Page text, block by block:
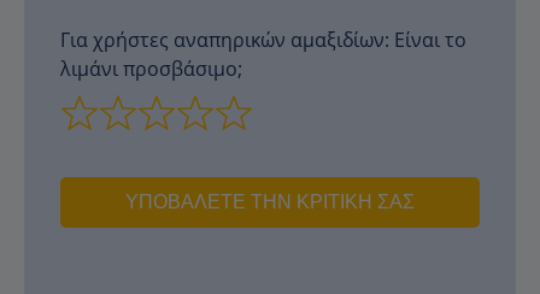
Για χρήστες αναπηρικών αμαξιδίων: Είναι το
λιμάνι προσβάσιμο;
ΥΠΟΒΆΛΕΤΕ ΤΗΝ ΚΡΙΤΙΚΉ ΣΑΣ